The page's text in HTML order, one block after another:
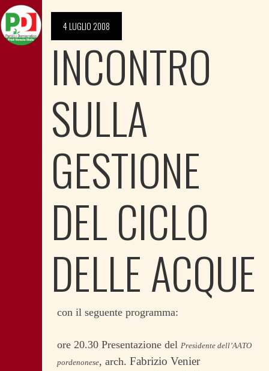
4 LUGLIO 2008
INCONTRO
SULLA
GESTIONE
DEL CICLO
DELLE ACQUE
con il seguente programma:
ore 20.30 Presentazione del Presidente dell’AATO
pordenonese, arch. Fabrizio Venier